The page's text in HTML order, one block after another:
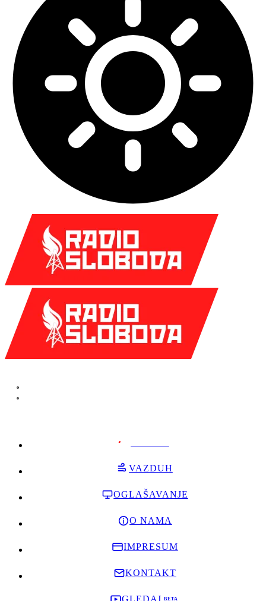
VAZDUH
OGLAŠAVANJE
O NAMA
IMPRESUM
KONTAKT
GLEDAJ